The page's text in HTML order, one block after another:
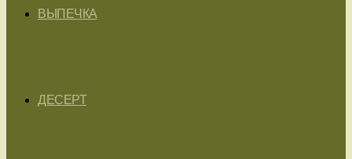
ВЫПЕЧКА
ДЕСЕРТ